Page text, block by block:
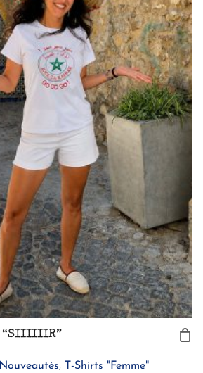
“SIIIIIIR”
Nouveautés, T-Shirts "Femme"